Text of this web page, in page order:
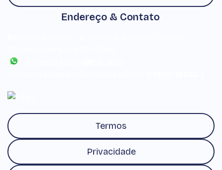
Endereço & Contato
Termos
Privacidade